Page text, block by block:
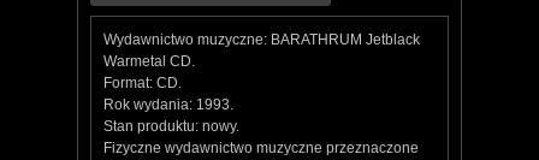
Wydawnictwo muzyczne: BARATHRUM Jetblack
Warmetal CD.
Format: CD.
Rok wydania: 1993.
Stan produktu: nowy.
Fizyczne wydawnictwo muzyczne przeznaczone